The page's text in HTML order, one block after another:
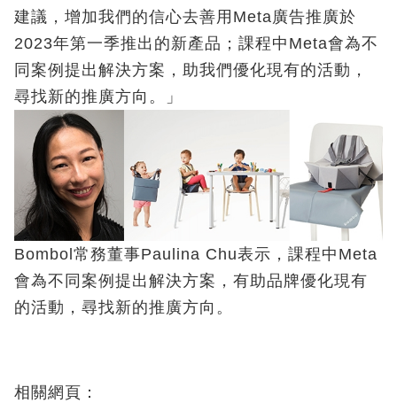
建議，增加我們的信心去善用Meta廣告推廣於
2023年第一季推出的新產品；課程中Meta會為不
同案例提出解決方案，助我們優化現有的活動，
尋找新的推廣方向。」
Bombol常務董事Paulina Chu表示，課程中Meta
會為不同案例提出解決方案，有助品牌優化現有
的活動，尋找新的推廣方向。
相關網頁：